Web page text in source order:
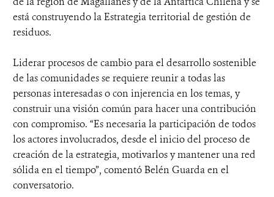
está construyendo la Estrategia territorial de gestión de
residuos.
Liderar procesos de cambio para el desarrollo sostenible
de las comunidades se requiere reunir a todas las
personas interesadas o con injerencia en los temas, y
construir una visión común para hacer una contribución
con compromiso. “Es necesaria la participación de todos
los actores involucrados, desde el inicio del proceso de
creación de la estrategia, motivarlos y mantener una red
sólida en el tiempo”, comentó Belén Guarda en el
conversatorio.